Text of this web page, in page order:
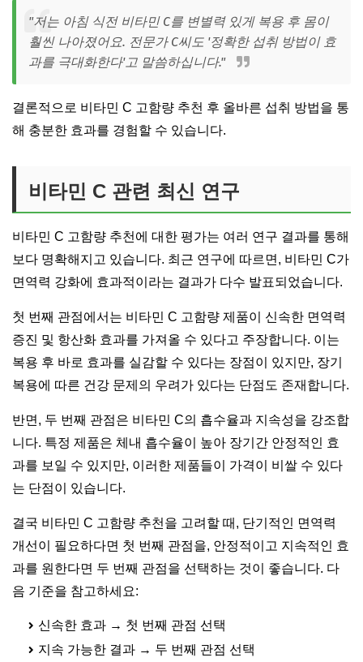
"저는 아침 식전 비타민 C를 변별력 있게 복용 후 몸이
훨씬 나아졌어요. 전문가 C씨도 '정확한 섭취 방법이 효
과를 극대화한다'고 말씀하십니다."
결론적으로 비타민 C 고함량 추천 후 올바른 섭취 방법을 통
해 충분한 효과를 경험할 수 있습니다.
비타민 C 관련 최신 연구
비타민 C 고함량 추천에 대한 평가는 여러 연구 결과를 통해
보다 명확해지고 있습니다. 최근 연구에 따르면, 비타민 C가
면역력 강화에 효과적이라는 결과가 다수 발표되었습니다.
첫 번째 관점에서는 비타민 C 고함량 제품이 신속한 면역력
증진 및 항산화 효과를 가져올 수 있다고 주장합니다. 이는
복용 후 바로 효과를 실감할 수 있다는 장점이 있지만, 장기
복용에 따른 건강 문제의 우려가 있다는 단점도 존재합니다.
반면, 두 번째 관점은 비타민 C의 흡수율과 지속성을 강조합
니다. 특정 제품은 체내 흡수율이 높아 장기간 안정적인 효
과를 보일 수 있지만, 이러한 제품들이 가격이 비쌀 수 있다
는 단점이 있습니다.
결국 비타민 C 고함량 추천을 고려할 때, 단기적인 면역력
개선이 필요하다면 첫 번째 관점을, 안정적이고 지속적인 효
과를 원한다면 두 번째 관점을 선택하는 것이 좋습니다. 다
음 기준을 참고하세요:
신속한 효과 → 첫 번째 관점 선택
지속 가능한 결과 → 두 번째 관점 선택